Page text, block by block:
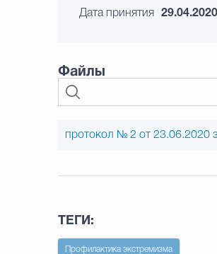
Дата принятия 29.04.2020
Файлы
протокол № 2 от 23.06.2020
ТЕГИ:
Профилактика экстремизма